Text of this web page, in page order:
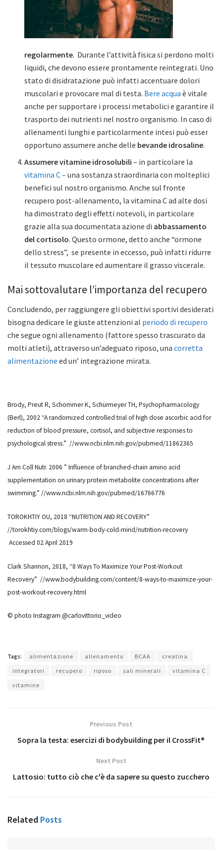
regolarmente. Durante l’attività fisica si perdono molti
liquidi, che devono essere prontamente reintegrati. Uno
stato di disidratazione può infatti accentuare dolori
muscolari e provocare mal di testa. Bere acqua è vitale
anche per supportare i processi metabolici e garantire il
trasporto dei nutrienti nel nostro organismo. In caso di
allenamenti lunghi e particolarmente intesi può esser
opportuno assumere anche delle bevande idrosaline.
Assumere vitamine idrosolubili– in particolare la
vitamina C –una sostanza straordinaria con molteplici
benefici sul nostro organismo. Anche sul fronte
recupero post-allenamento, la vitamina C ad alte dosi
ha dimostrato degli effetti notevoli, in particolare
grazie alla sua documentata azione di abbassamento
del cortisolo. Questo ormone, detto anche “ormone
dello stress”, se presente in eccesso, può infatti ridurre
il tessuto muscolare ed aumentare il grasso viscerale.
Mai sottovalutare l’importanza del recupero
Concludendo, per raggiungere gli obiettivi sportivi desiderati
bisogna dedicare le giuste attenzioni al periodo di recupero
che segue ogni allenamento (fattore spesso trascurato da
molti atleti), attraverso un’adeguato riposo, una corretta
alimentazione ed un’ integrazione mirata.
Brody, Preut R, Schommer K, Schürmeyer TH, Psychopharmacology
(Berl), 2002 “A randomized controlled trial of high dose ascorbic acid for
reduction of blood pressure, cortisol, and subjective responses to
psychological stress.” //www.ncbi.nlm.nih.gov/pubmed/11862365
J Am Coll Nutr. 2006 ” Influence of branched-chain amino acid
supplementation on urinary protein metabolite concentrations after
swimming.” //www.ncbi.nlm.nih.gov/pubmed/16766776
TOROKHTIY OU, 2018 “NUTRITION AND RECOVERY”
//torokhtiy.com/blogs/warm-body-cold-mind/nutrition-recovery
Accessed 02 April 2019
Clark Shannon, 2018, “8 Ways To Maximize Your Post-Workout
Recovery” //www.bodybuilding.com/content/8-ways-to-maximize-your-
post-workout-recovery.html
© photo Instagram @carlovittorio_video
Tags: alimentazione allenamento BCAA
creatina
integratori
recupero riposo sali minerali
vitamina C
vitamine
Previous Post
Sopra la testa: esercizi di bodybuilding per il CrossFit®
Next Post
Lattosio: tutto ciò che c'è da sapere su questo zucchero
Related Posts